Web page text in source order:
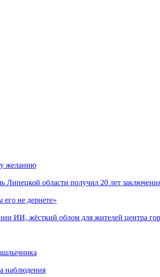
желанию
Липецкой области получил 20 лет
не дернете»
ИИ, жёсткий облом для жителей центра
наблюдения